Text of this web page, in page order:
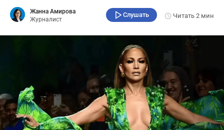
Жанна Амирова
Журналист
Слушать Читать 2 мин